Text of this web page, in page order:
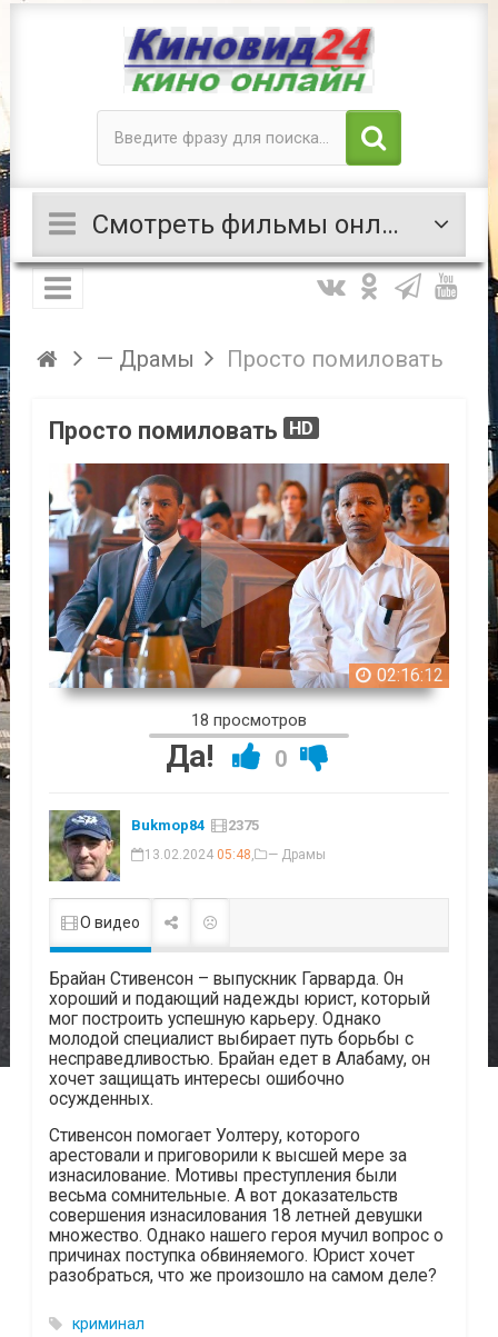
Смотреть фильмы онлайн
— Драмы Просто помиловать
Просто помиловать HD
02:16:12
18 просмотров
Да! 0
Bukmop84 2375
13.02.2024 05:48, — Драмы
О видео
Брайан Стивенсон – выпускник Гарварда. Он
хороший и подающий надежды юрист, который
мог построить успешную карьеру. Однако
молодой специалист выбирает путь борьбы с
несправедливостью. Брайан едет в Алабаму, он
хочет защищать интересы ошибочно
осужденных.
Стивенсон помогает Уолтеру, которого
арестовали и приговорили к высшей мере за
изнасилование. Мотивы преступления были
весьма сомнительные. А вот доказательств
совершения изнасилования 18 летней девушки
множество. Однако нашего героя мучил вопрос о
причинах поступка обвиняемого. Юрист хочет
разобраться, что же произошло на самом деле?
криминал